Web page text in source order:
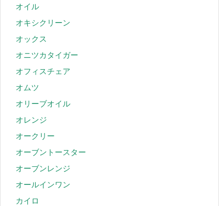
オイル
オキシクリーン
オックス
オニツカタイガー
オフィスチェア
オムツ
オリーブオイル
オレンジ
オークリー
オーブントースター
オーブンレンジ
オールインワン
カイロ